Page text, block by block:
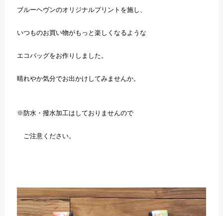
ブルーヘヴンのオリジナルプリントを施し、
いつものお買い物がもっと楽しくなるような
エコバッグをお作りしました。
晴れやか気分でお出かけしてみませんか。
※防水・撥水加工はしておりませんので
ご注意ください。